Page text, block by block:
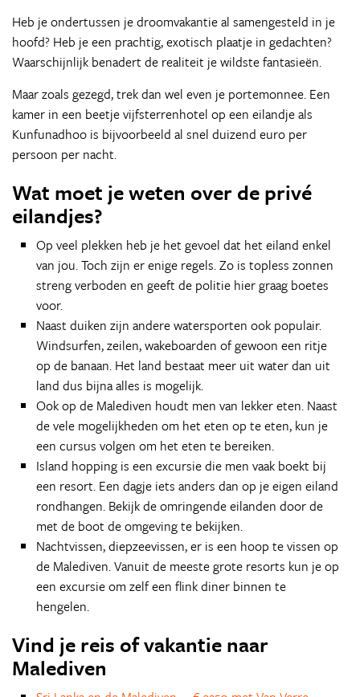
Heb je ondertussen je droomvakantie al samengesteld in je
hoofd? Heb je een prachtig, exotisch plaatje in gedachten?
Waarschijnlijk benadert de realiteit je wildste fantasieën.
Maar zoals gezegd, trek dan wel even je portemonnee. Een
kamer in een beetje vijfsterrenhotel op een eilandje als
Kunfunadhoo is bijvoorbeeld al snel duizend euro per
persoon per nacht.
Wat moet je weten over de privé
eilandjes?
Op veel plekken heb je het gevoel dat het eiland enkel
van jou. Toch zijn er enige regels. Zo is topless zonnen
streng verboden en geeft de politie hier graag boetes
voor.
Naast duiken zijn andere watersporten ook populair.
Windsurfen, zeilen, wakeboarden of gewoon een ritje
op de banaan. Het land bestaat meer uit water dan uit
land dus bijna alles is mogelijk.
Ook op de Malediven houdt men van lekker eten. Naast
de vele mogelijkheden om het eten op te eten, kun je
een cursus volgen om het eten te bereiken.
Island hopping is een excursie die men vaak boekt bij
een resort. Een dagje iets anders dan op je eigen eiland
rondhangen. Bekijk de omringende eilanden door de
met de boot de omgeving te bekijken.
Nachtvissen, diepzeevissen, er is een hoop te vissen op
de Malediven. Vanuit de meeste grote resorts kun je op
een excursie om zelf een flink diner binnen te
hengelen.
Vind je reis of vakantie naar
Malediven